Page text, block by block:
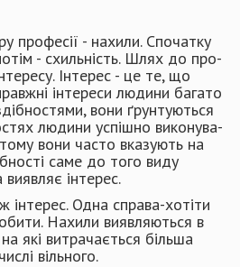
професії - нахили. Спочатку
- схильність. Шлях до про­
Інтерес - це те, що
інтереси людини багато
вони ґрунтуються
людини успішно виконува­
вони часто вказують на
саме до того виду
інтерес.
інтерес. Одна справа-хотіти
Нахили виявляються в
які витра­чається більша
вільного.